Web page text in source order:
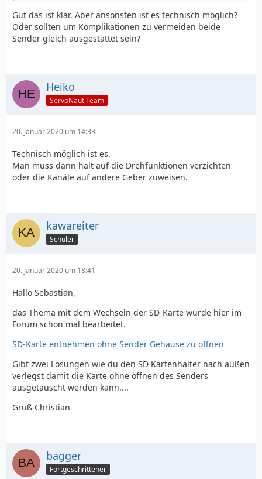
Gut das ist klar. Aber ansonsten ist es technisch möglich?
Oder sollten um Komplikationen zu vermeiden beide
Sender gleich ausgestattet sein?
Heiko
ServoNaut Team
20. Januar 2020 um 14:33
Technisch möglich ist es.
Man muss dann halt auf die Drehfunktionen verzichten
oder die Kanäle auf andere Geber zuweisen.
kawareiter
Schüler
20. Januar 2020 um 18:41
Hallo Sebastian,
das Thema mit dem Wechseln der SD-Karte wurde hier im
Forum schon mal bearbeitet.
SD-Karte entnehmen ohne Sender Gehause zu öffnen
Gibt zwei Lösungen wie du den SD Kartenhalter nach außen
verlegst damit die Karte ohne öffnen des Senders
ausgetauscht werden kann....
Gruß Christian
bagger
Fortgeschrittener